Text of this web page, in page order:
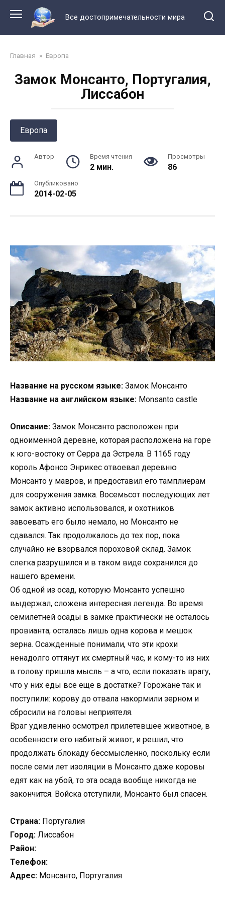
контенту
Все достопримечательности мира
Главная » Европа
Замок Монсанто, Португалия,
Лиссабон
Европа
Автор Время чтения
2 мин.
Просмотры
86
Опубликовано
2014-02-05
Название на русском языке: Замок Монсанто
Название на английском языке: Monsanto castle
Описание: Замок Монсанто расположен при
одноименной деревне, которая расположена на горе
к юго-востоку от Серра да Эстрела. В 1165 году
король Афонсо Энрикес отвоевал деревню
Монсанто у мавров, и предоставил его тамплиерам
для сооружения замка. Восемьсот последующих лет
замок активно использовался, и охотников
завоевать его было немало, но Монсанто не
сдавался. Так продолжалось до тех пор, пока
случайно не взорвался пороховой склад. Замок
слегка разрушился и в таком виде сохранился до
нашего времени.
Об одной из осад, которую Монсанто успешно
выдержал, сложена интересная легенда. Во время
семилетней осады в замке практически не осталось
провианта, осталась лишь одна корова и мешок
зерна. Осажденные понимали, что эти крохи
ненадолго оттянут их смертный час, и кому-то из них
в голову пришла мысль – а что, если показать врагу,
что у них еды все еще в достатке? Горожане так и
поступили: корову до отвала накормили зерном и
сбросили на головы неприятеля.
Враг удивленно осмотрел прилетевшее животное, в
особенности его набитый живот, и решил, что
продолжать блокаду бессмысленно, поскольку если
после семи лет изоляции в Монсанто даже коровы
едят как на убой, то эта осада вообще никогда не
закончится. Войска отступили, Монсанто был спасен.
Страна: Португалия
Город: Лиссабон
Район:
Телефон:
Адрес: Монсанто, Португалия